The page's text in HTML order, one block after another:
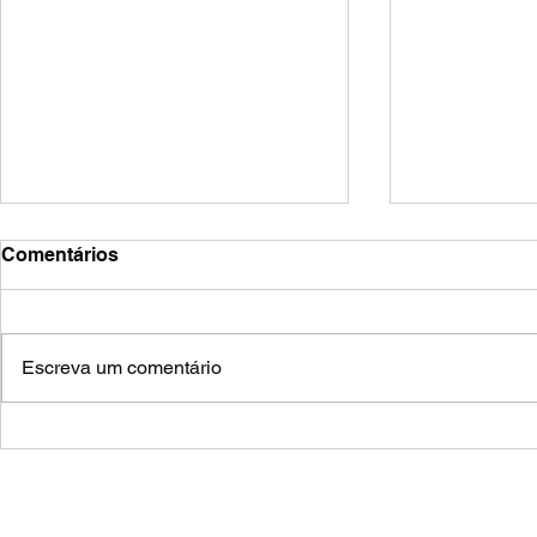
zoozve
frestas
Comentários
Escreva um comentário